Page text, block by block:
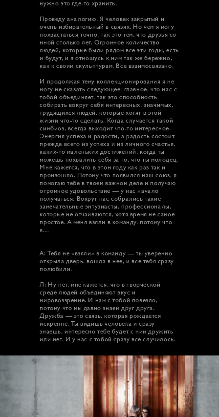
нужно это где-то хранить.
Проведу аналогию. Я человек закрытый и
очень избирательный в связях. Но чем я могу
похвастаться точно, так это тем, что друзья со
мной столько лет. Огромное количество
людей, которые были рядом все эти годы, есть
и будут, и я отношусь к ним так же бережно,
как к своим скульптурам. Все взаимосвязано.
И продолжая тему коллекционирования я не
могу не сказать следующее: главное, что нас с
тобой объединяет, так это способность
собирать вокруг себя интересных, значимых,
трудящихся людей, которые хотят в этой
жизни что-то сделать. Когда случается такой
симбиоз, всегда выходит что-то интересное.
Энергия успеха и радости, а радость состоит
прежде всего из успеха и из личного счастья,
каких-то маленьких достижений, когда ты
можешь похвалить себя за то, что ты молодец.
Мне кажется, что в этом году как раз так и
произошло. Потому что появился наш союз, я
помогаю тебе в твоем важном деле и получаю
огромное удовольствие — у нас начало
получаться. Вокруг нас собрались такие
замечательные энтузиасты, профессионалы,
которые не отчаиваются, хотя время не самое
простое. А меня взяли в команду, потому что
я…
А: Тебя не «взяли» в команду — ты уверенно
открыла дверь, вошла в нее, и все тебя сразу
полюбили.
Л: Ну нет, мне кажется, что в творческой
среде людей объединяют вкус и
мировоззрение. И нам с тобой повезло,
потому что мы давно знаем друг друга.
Дружба — это связь, которая рождается
искренне. Ты видишь человека и сразу
знаешь, интересно тебе будет с ним дружить
или нет. И у нас с тобой сразу все случилось.